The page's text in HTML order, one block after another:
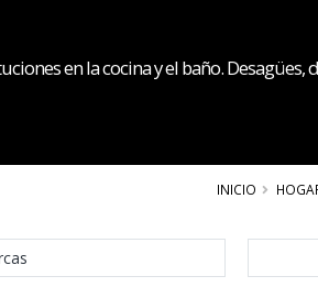
en la cocina y el baño.
INICIO